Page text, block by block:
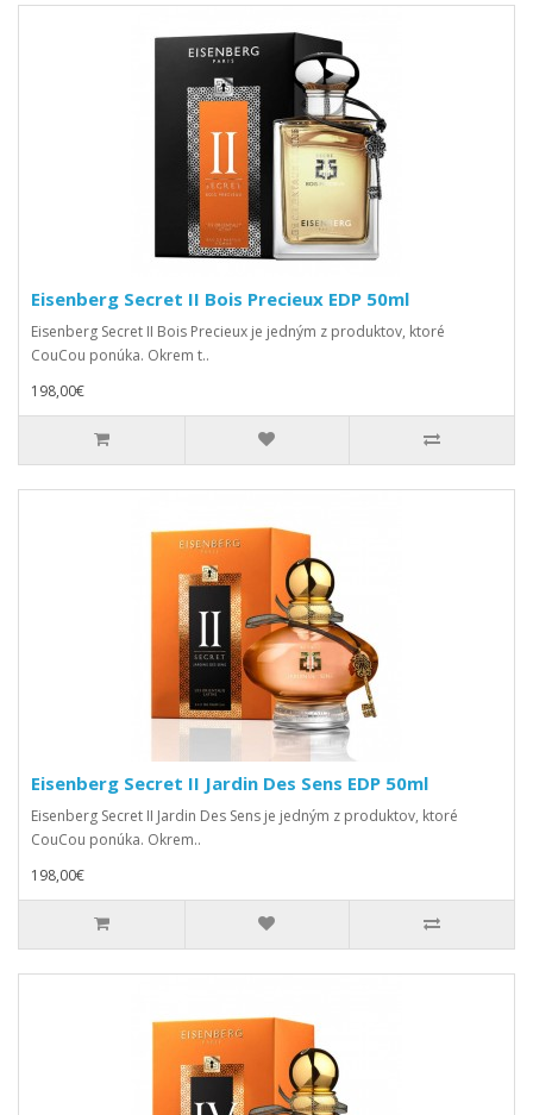
Eisenberg Secret II Bois Precieux EDP 50ml
Eisenberg Secret II Bois Precieux je jedným z produktov, ktoré
CouCou ponúka. Okrem t..
198,00€
Eisenberg Secret II Jardin Des Sens EDP 50ml
Eisenberg Secret II Jardin Des Sens je jedným z produktov, ktoré
CouCou ponúka. Okrem..
198,00€